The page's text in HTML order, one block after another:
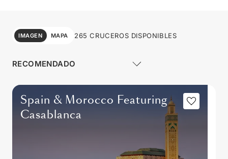
IMAGEN MAPA 265 CRUCEROS DISPONIBLES
Spain & Morocco Featuring
Casablanca